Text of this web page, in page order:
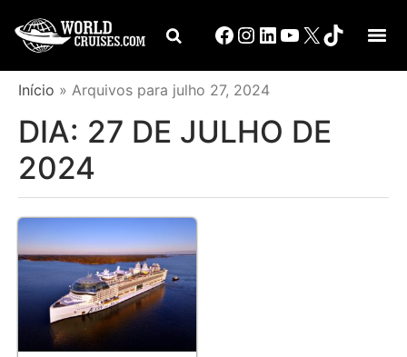
Início » Arquivos para julho 27, 2024
DIA: 27 DE JULHO DE
2024